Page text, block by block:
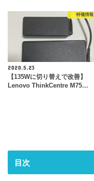
特価情報
2020.5.23
【135Wに切り替えで改善】
Lenovo ThinkCentre M75…
目次